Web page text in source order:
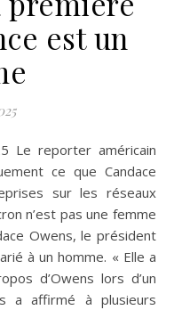
est un
ce que Candace
sur les réseaux
n’est pas une femme
Owens, le président
à un homme. « Elle a
d’Owens lors d’un
a affirmé à plusieurs